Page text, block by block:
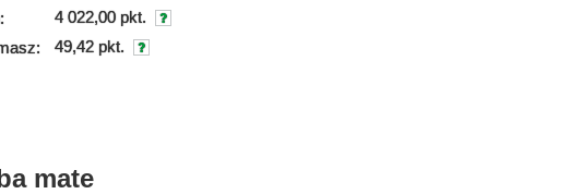
4 022,00 pkt.
49,42 pkt.
mate